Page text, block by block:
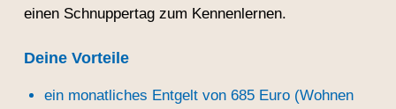
einen Schnuppertag zum Kennenlernen.
Deine Vorteile
ein monatliches Entgelt von 685 Euro (Wohnen